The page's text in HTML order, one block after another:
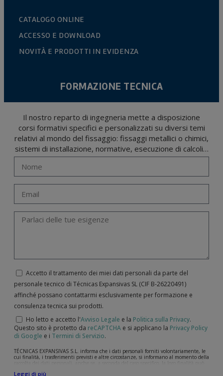
CATALOGO ONLINE
ACCESSO E DOWNLOAD
NOVITÀ E PRODOTTI IN EVIDENZA
FORMAZIONE TECNICA
Il nostro reparto di ingegneria mette a disposizione
corsi formativi specifici e personalizzati su diversi temi
relativi al mondo del fissaggio: fissaggi metallici o chimici,
sistemi di installazione, normative, esecuzione di calcoli…
Accetto il trattamento dei miei dati personali da parte del
personale tecnico di Técnicas Expansivas SL (CIF B-­26220491)
affinché possano contattarmi esclusivamente per formazione e
consulenza tecnica sui prodotti.
Ho letto e accetto l'Avviso Legale e la Politica sulla Privacy.
Questo sito è protetto da reCAPTCHA e si applicano la Privacy Policy
di Google e i Termini di Servizio.
TÉCNICAS EXPANSIVAS S.L. informa che i dati personali forniti volontariamente, le
cui finalità, i trasferimenti previsti e altre circostanze, si informano al momento della
raccolta dei dati personali, anche se, a seconda del caso specifico, la loro finalità può
Leggi di più